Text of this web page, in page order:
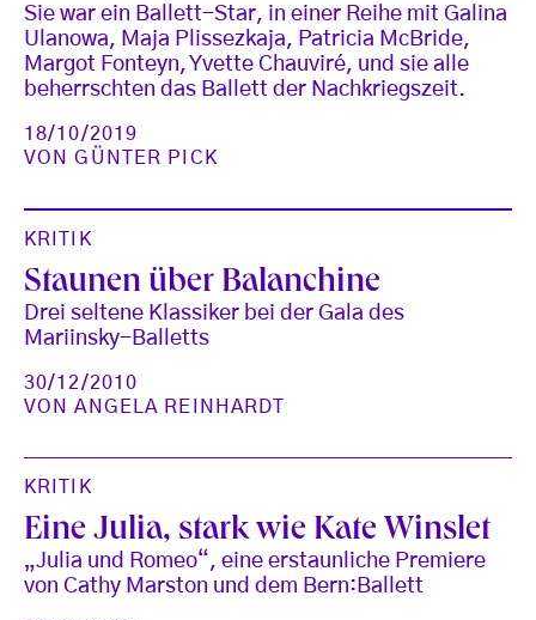
Sie war ein Ballett-Star, in einer Reihe mit Galina
Ulanowa, Maja Plissezkaja, Patricia McBride,
Margot Fonteyn, Yvette Chauviré, und sie alle
beherrschten das Ballett der Nachkriegszeit.
18/10/2019
VONGÜNTER PICK
KRITIK
Staunen über Balanchine
Drei seltene Klassiker bei der Gala des
Mariinsky-Balletts
30/12/2010
VONANGELA REINHARDT
KRITIK
Eine Julia, stark wie Kate Winslet
„Julia und Romeo“, eine erstaunliche Premiere
von Cathy Marston und dem Bern:Ballett